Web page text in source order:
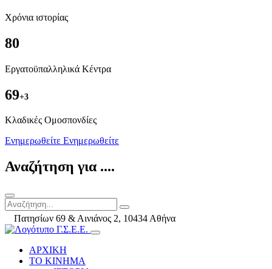
Χρόνια ιστορίας
80
Εργατοϋπαλληλικά Κέντρα
69+3
Kλαδικές Ομοσπονδίες
Ενημερωθείτε Ενημερωθείτε
Αναζήτηση για ....
Πατησίων 69 & Αινιάνος 2, 10434 Αθήνα
ΑΡΧΙΚΗ
ΤΟ ΚΙΝΗΜΑ